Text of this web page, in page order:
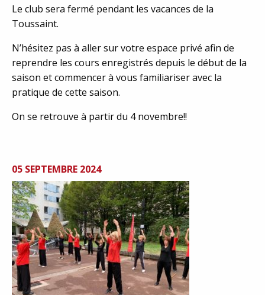
Le club sera fermé pendant les vacances de la
Toussaint.
N’hésitez pas à aller sur votre espace privé afin de
reprendre les cours enregistrés depuis le début de la
saison et commencer à vous familiariser avec la
pratique de cette saison.
On se retrouve à partir du 4 novembre!!
05 SEPTEMBRE 2024